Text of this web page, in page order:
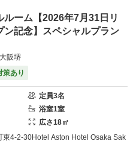
ルーム【2026年7月31日リ
ン記念】スペシャルプラン
阪堺
策あり
定員3名
浴室1室
広さ18㎡
東4-2-30Hotel Aston Hotel Osaka Sak